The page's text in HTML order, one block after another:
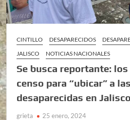
CINTILLO DESAPARECIDOS
JALISCO
NOTICIAS NACIONALES
Se busca reportante:
censo para “ubicar” a
desaparecidas en Jalisco
grieta 25 enero, 2024